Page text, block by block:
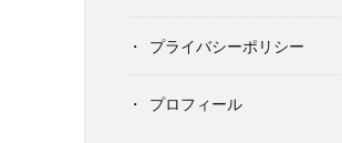
プライバシーポリシー
プロフィール